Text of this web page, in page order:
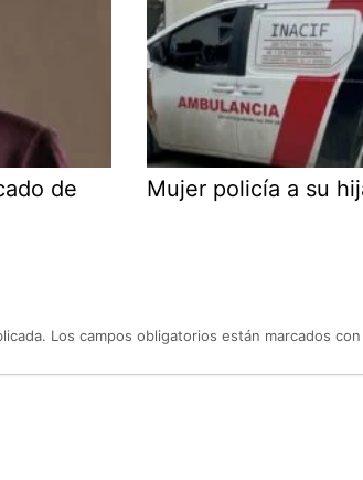
de
Mujer policía a su
Los campos obligatorios están marcados con